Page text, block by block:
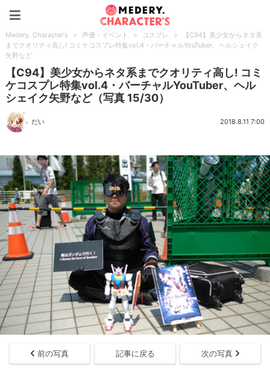
Medery. Character's > 声優・イベント > コスプレ >
【C94】美少女からネタ系
までクオリティ高し! コミケコスプレ特集vol.4・バーチャルYouTuber、ヘルシェイク
矢野など
【C94】美少女からネタ系までクオリティ高し! コミ
ケコスプレ特集vol.4・バーチャルYouTuber、ヘル
シェイク矢野など（写真 15/30）
だい 2018.8.11 7:00
前の写真 記事に戻る 次の写真